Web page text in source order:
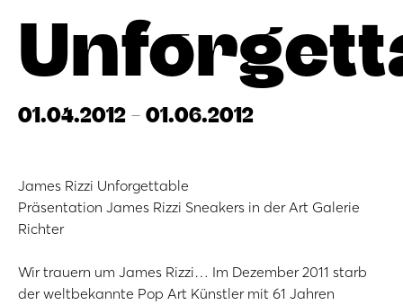
01.04.2012 - 01.06.2012
James Rizzi Unforgettable
Präsentation James Rizzi Sneakers in der Art Galerie
Richter
Wir trauern um James Rizzi… Im Dezember 2011 starb
der weltbekannte Pop Art Künstler mit 61 Jahren